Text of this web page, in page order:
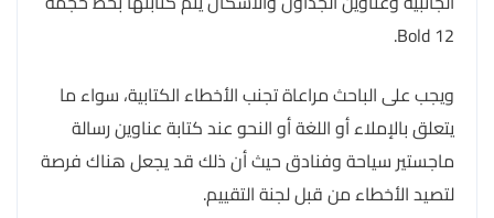
12 Bold.
ويجب على الباحث مراعاة تجنب الأخطاء الكتابية، سواء ما
يتعلق بالإملاء أو اللغة أو النحو عند كتابة عناوين رسالة
ماجستير سياحة وفنادق حيث أن ذلك قد يجعل هناك فرصة
لتصيد الأخطاء من قبل لجنة التقييم.